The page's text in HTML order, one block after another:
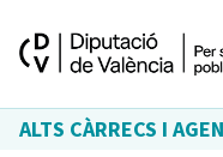
ALTS CÀRRECS I